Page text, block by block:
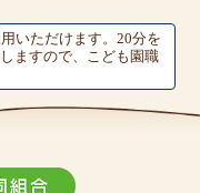
いただけます。20分を
ますので、こども園職